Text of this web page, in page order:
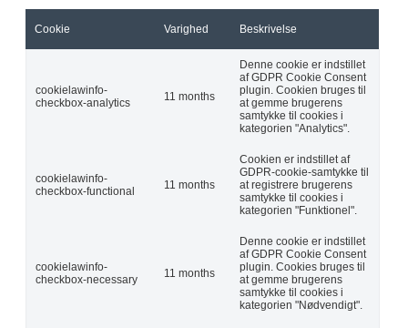
Cookie Varighed Beskrivelse
cookielawinfo-
checkbox-analytics
11 months
Denne cookie er indstillet
af GDPR Cookie Consent
plugin. Cookien bruges til
at gemme brugerens
samtykke til cookies i
kategorien "Analytics".
cookielawinfo-
checkbox-functional
11 months
Cookien er indstillet af
GDPR-cookie-samtykke til
at registrere brugerens
samtykke til cookies i
kategorien "Funktionel".
cookielawinfo-
checkbox-necessary
11 months
Denne cookie er indstillet
af GDPR Cookie Consent
plugin. Cookies bruges til
at gemme brugerens
samtykke til cookies i
kategorien "Nødvendigt".